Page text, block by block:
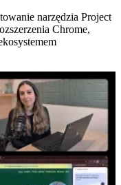
narzędzia Project
Chrome,